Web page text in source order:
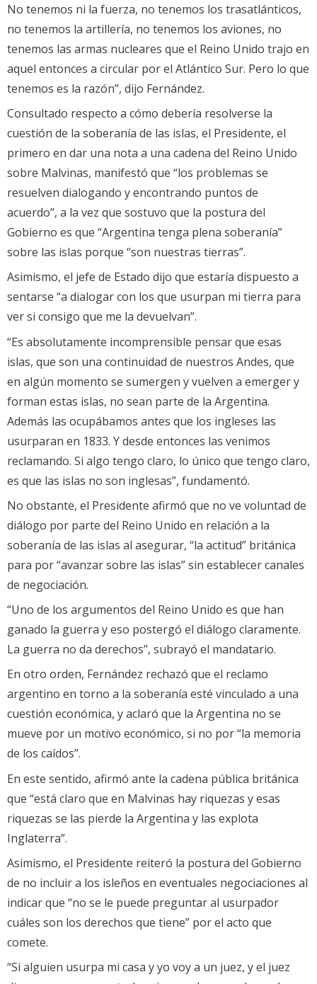
No tenemos ni la fuerza, no tenemos los trasatlánticos,
no tenemos la artillería, no tenemos los aviones, no
tenemos las armas nucleares que el Reino Unido trajo en
aquel entonces a circular por el Atlántico Sur. Pero lo que
tenemos es la razón”, dijo Fernández.
Consultado respecto a cómo debería resolverse la
cuestión de la soberanía de las islas, el Presidente, el
primero en dar una nota a una cadena del Reino Unido
sobre Malvinas, manifestó que “los problemas se
resuelven dialogando y encontrando puntos de
acuerdo”, a la vez que sostuvo que la postura del
Gobierno es que “Argentina tenga plena soberanía”
sobre las islas porque “son nuestras tierras”.
Asimismo, el jefe de Estado dijo que estaría dispuesto a
sentarse “a dialogar con los que usurpan mi tierra para
ver si consigo que me la devuelvan”.
“Es absolutamente incomprensible pensar que esas
islas, que son una continuidad de nuestros Andes, que
en algún momento se sumergen y vuelven a emerger y
forman estas islas, no sean parte de la Argentina.
Además las ocupábamos antes que los ingleses las
usurparan en 1833. Y desde entonces las venimos
reclamando. Si algo tengo claro, lo único que tengo claro,
es que las islas no son inglesas”, fundamentó.
No obstante, el Presidente afirmó que no ve voluntad de
diálogo por parte del Reino Unido en relación a la
soberanía de las islas al asegurar, “la actitud” británica
para por “avanzar sobre las islas” sin establecer canales
de negociación.
“Uno de los argumentos del Reino Unido es que han
ganado la guerra y eso postergó el diálogo claramente.
La guerra no da derechos”, subrayó el mandatario.
En otro orden, Fernández rechazó que el reclamo
argentino en torno a la soberanía esté vinculado a una
cuestión económica, y aclaró que la Argentina no se
mueve por un motivo económico, si no por “la memoria
de los caídos”.
En este sentido, afirmó ante la cadena pública británica
que “está claro que en Malvinas hay riquezas y esas
riquezas se las pierde la Argentina y las explota
Inglaterra”.
Asimismo, el Presidente reiteró la postura del Gobierno
de no incluir a los isleños en eventuales negociaciones al
indicar que “no se le puede preguntar al usurpador
cuáles son los derechos que tiene” por el acto que
comete.
“Si alguien usurpa mi casa y yo voy a un juez, y el juez